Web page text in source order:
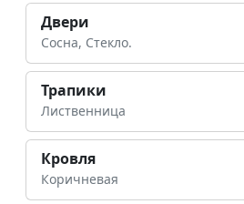
Двери
Сосна, Стекло.
Трапики
Лиственница
Кровля
Коричневая